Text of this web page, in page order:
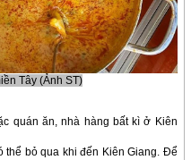
Tây (Ảnh ST)
quán ăn, nhà hàng bất kì ở Kiên
thể bỏ qua khi đến Kiên Giang. Để